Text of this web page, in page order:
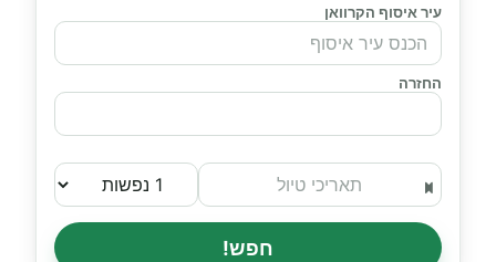
עיר איסוף הקרוואן
החזרה
חפש!